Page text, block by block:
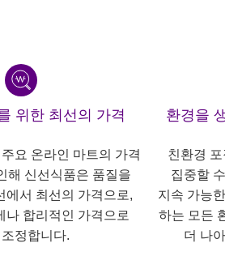
위한 최선의 가격
요 온라인 마트의 가격
해 신선식품은 품질을
에서 최선의 가격으로,
나 합리적인 가격으로
정합니다.
환경을
친환경
집중할
지속 가능
하는 모든
더 나